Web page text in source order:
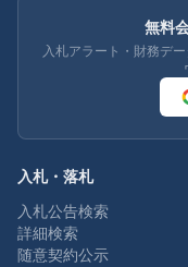
無料
入札アラート・財務デ
入札・落札
入札公告検索
詳細検索
随意契約公示